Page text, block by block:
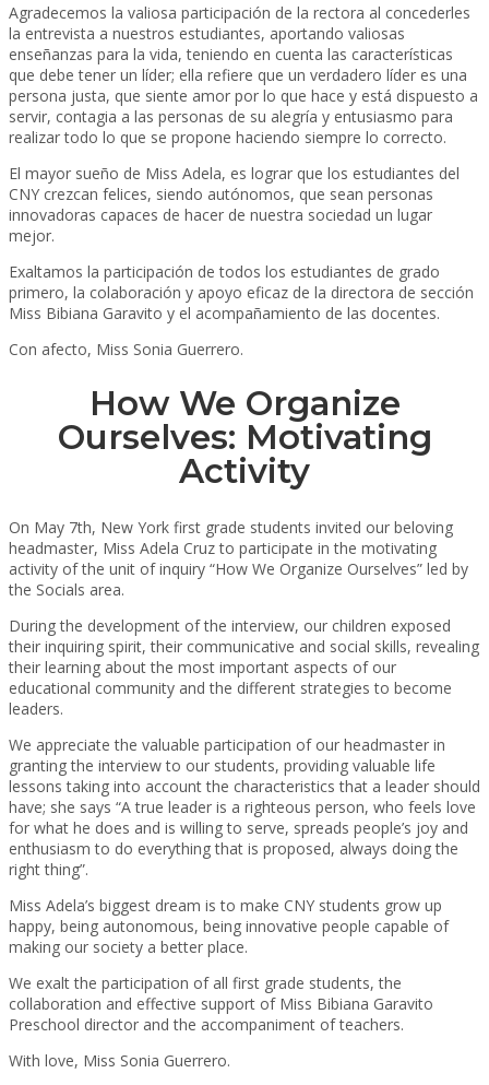
Agradecemos la valiosa participación de la rectora al concederles
la entrevista a nuestros estudiantes, aportando valiosas
enseñanzas para la vida, teniendo en cuenta las características
que debe tener un líder; ella refiere que un verdadero líder es una
persona justa, que siente amor por lo que hace y está dispuesto a
servir, contagia a las personas de su alegría y entusiasmo para
realizar todo lo que se propone haciendo siempre lo correcto.
El mayor sueño de Miss Adela, es lograr que los estudiantes del
CNY crezcan felices, siendo autónomos, que sean personas
innovadoras capaces de hacer de nuestra sociedad un lugar
mejor.
Exaltamos la participación de todos los estudiantes de grado
primero, la colaboración y apoyo eficaz de la directora de sección
Miss Bibiana Garavito y el acompañamiento de las docentes.
Con afecto, Miss Sonia Guerrero.
How We Organize
Ourselves: Motivating
Activity
On May 7th, New York first grade students invited our beloving
headmaster, Miss Adela Cruz to participate in the motivating
activity of the unit of inquiry “How We Organize Ourselves” led by
the Socials area.
During the development of the interview, our children exposed
their inquiring spirit, their communicative and social skills, revealing
their learning about the most important aspects of our
educational community and the different strategies to become
leaders.
We appreciate the valuable participation of our headmaster in
granting the interview to our students, providing valuable life
lessons taking into account the characteristics that a leader should
have; she says “A true leader is a righteous person, who feels love
for what he does and is willing to serve, spreads people’s joy and
enthusiasm to do everything that is proposed, always doing the
right thing”.
Miss Adela’s biggest dream is to make CNY students grow up
happy, being autonomous, being innovative people capable of
making our society a better place.
We exalt the participation of all first grade students, the
collaboration and effective support of Miss Bibiana Garavito
Preschool director and the accompaniment of teachers.
With love, Miss Sonia Guerrero.